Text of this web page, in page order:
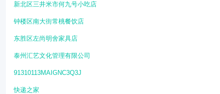
新北区三井米市何九号小吃店
钟楼区南大街常桃餐饮店
东胜区左尚明舍家具店
泰州汇艺文化管理有限公司
91310113MAIGNC3Q3J
快递之家